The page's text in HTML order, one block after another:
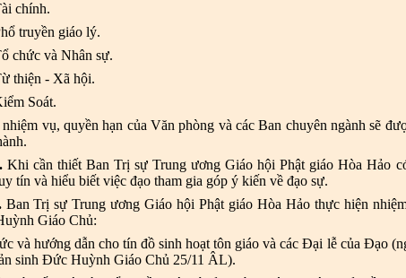
chính.
truyền giáo lý.
chức và Nhân sự.
thiện - Xã hội.
Soát.
vụ, quyền hạn của Văn phòng và các Ban chuyên ngành sẽ
Khi cần thiết Ban Trị sự Trung ương Giáo hội Phật giáo Hòa Hảo
tín và hiểu biết việc đạo tham gia góp ý kiến về đạo sự.
Ban Trị sự Trung ương Giáo hội Phật giáo Hòa Hảo thực hiện
Giáo Chủ:
và hướng dẫn cho tín đồ sinh hoạt tôn giáo và các Đại lễ của Đạo
sinh Đức Huỳnh Giáo Chủ 25/11 ÂL).